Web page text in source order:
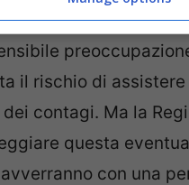
le scuole desta una
il rischio di assistere
contagi. Ma la
questa
con una